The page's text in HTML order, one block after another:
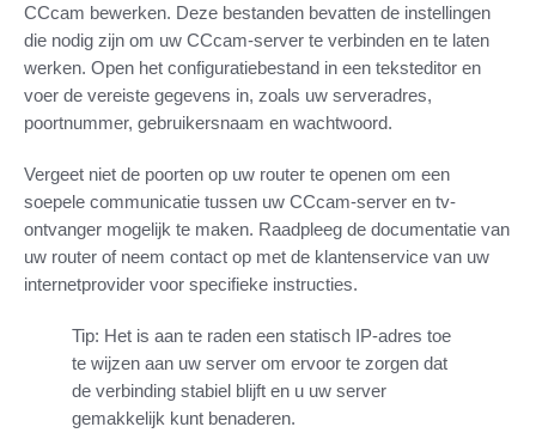
CCcam bewerken. Deze bestanden bevatten de instellingen
die nodig zijn om uw CCcam-server te verbinden en te laten
werken. Open het configuratiebestand in een teksteditor en
voer de vereiste gegevens in, zoals uw serveradres,
poortnummer, gebruikersnaam en wachtwoord.
Vergeet niet de poorten op uw router te openen om een
soepele communicatie tussen uw CCcam-server en tv-
ontvanger mogelijk te maken. Raadpleeg de documentatie van
uw router of neem contact op met de klantenservice van uw
internetprovider voor specifieke instructies.
Tip: Het is aan te raden een statisch IP-adres toe
te wijzen aan uw server om ervoor te zorgen dat
de verbinding stabiel blijft en u uw server
gemakkelijk kunt benaderen.